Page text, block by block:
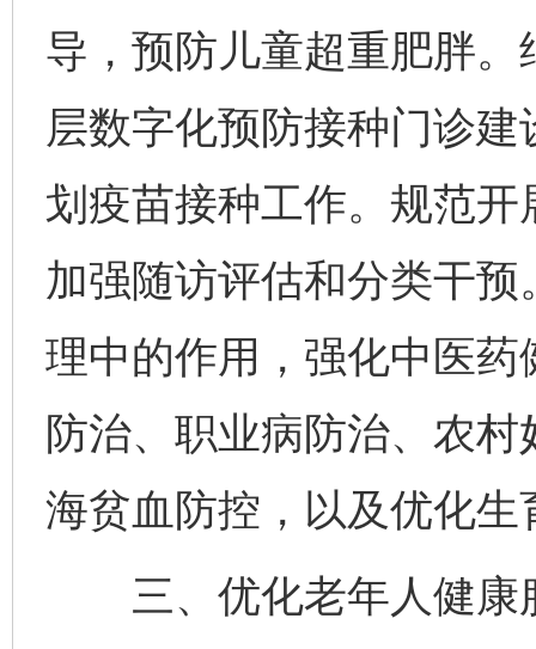
导，预防儿童超重肥胖
层数字化预防接种门诊
划疫苗接种工作。规范
加强随访评估和分类干
理中的作用，强化中医
防治、职业病防治、农村
海贫血防控，以及优化
三、优化老年人健康